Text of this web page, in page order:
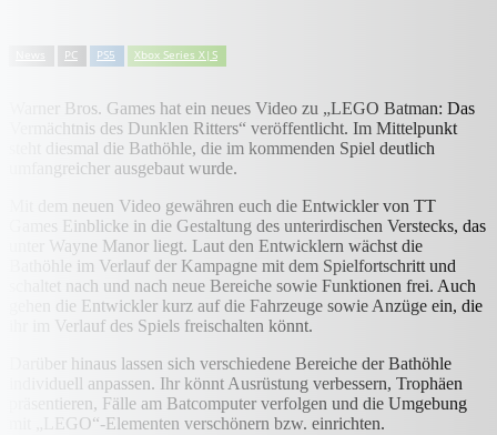
PC PS5 Xbox Series X|S
Warner Bros. Games hat ein neues Video zu „LEGO Batman: Das
Vermächtnis des Dunklen Ritters“ veröffentlicht. Im Mittelpunkt
steht diesmal die Bathöhle, die im kommenden Spiel deutlich
umfangreicher ausgebaut wurde.
Mit dem neuen Video gewähren euch die Entwickler von TT
Games Einblicke in die Gestaltung des unterirdischen Verstecks, das
unter Wayne Manor liegt. Laut den Entwicklern wächst die
Bathöhle im Verlauf der Kampagne mit dem Spielfortschritt und
schaltet nach und nach neue Bereiche sowie Funktionen frei. Auch
gehen die Entwickler kurz auf die Fahrzeuge sowie Anzüge ein, die
ihr im Verlauf des Spiels freischalten könnt.
Darüber hinaus lassen sich verschiedene Bereiche der Bathöhle
individuell anpassen. Ihr könnt Ausrüstung verbessern, Trophäen
präsentieren, Fälle am Batcomputer verfolgen und die Umgebung
mit „LEGO“-Elementen verschönern bzw. einrichten.